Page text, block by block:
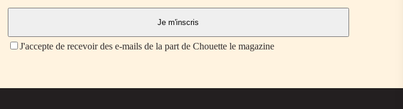
J'accepte de recevoir des e-mails de la part de Chouette le magazine